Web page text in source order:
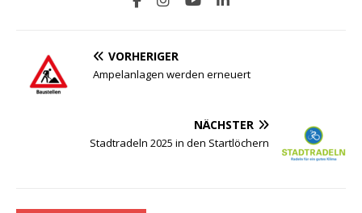
VORHERIGER
Ampelanlagen werden erneuert
NÄCHSTER
Stadtradeln 2025 in den Startlöchern